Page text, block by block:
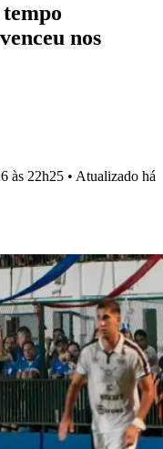
nos
às 22h25 • Atualizado há